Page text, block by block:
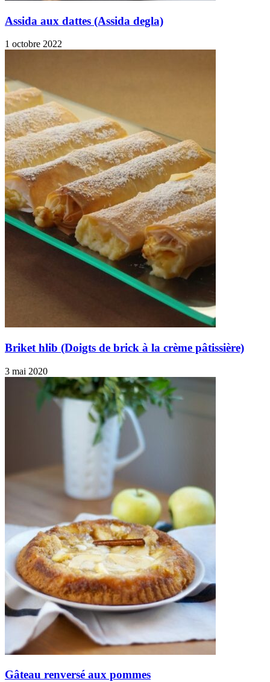
Assida aux dattes (Assida degla)
1 octobre 2022
Briket hlib (Doigts de brick à la crème pâtissière)
3 mai 2020
Gâteau renversé aux pommes